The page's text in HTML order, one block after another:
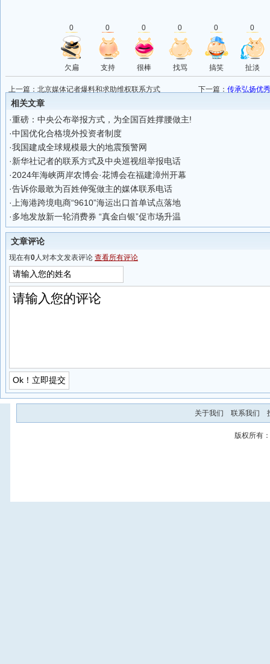
0 0 0 0 0 0
欠扁 支持 很棒 找骂 搞笑 扯淡
上一篇： 北京媒体记者爆料和求助维权联系方式 下一篇： 传承弘扬优
相关文章
·重磅：中央公布举报方式，为全国百姓撑腰做主!
·中国优化合格境外投资者制度
·我国建成全球规模最大的地震预警网
·新华社记者的联系方式及中央巡视组举报电话
·2024年海峡两岸农博会·花博会在福建漳州开幕
·告诉你最敢为百姓伸冤做主的媒体联系电话
· 上海港跨境电商“9610”海运出口首单试点落地
·多地发放新一轮消费券 “真金白银”促市场升温
文章评论
现在有0人对本文发表评论 查看所有评论
关于我们 联系我们
版权所有：